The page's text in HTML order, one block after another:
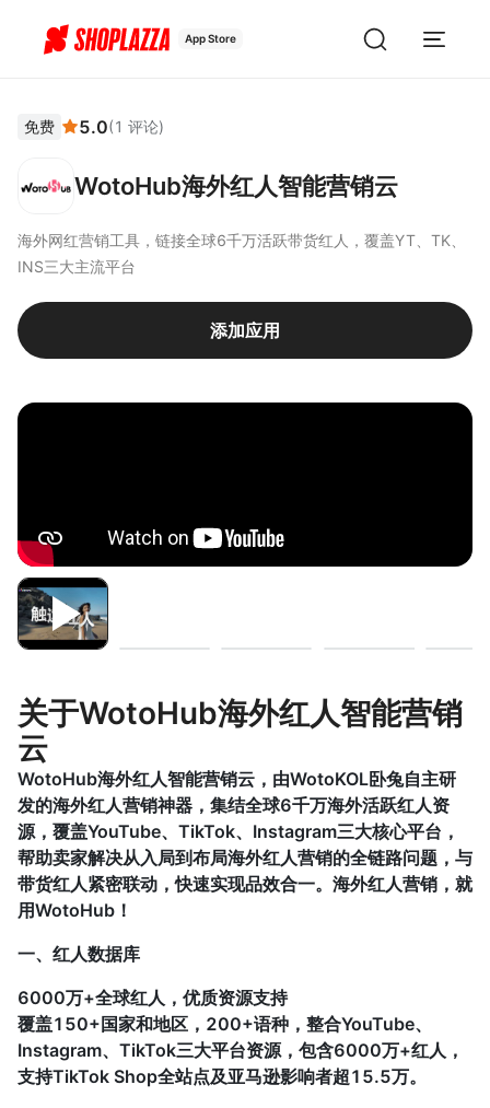
App Store
免费 5.0(1 评论)
WotoHub海外红人智能营销云
海外网红营销工具，链接全球6千万活跃带货红人，覆盖YT、TK、
INS三大主流平台
添加应用
关于WotoHub海外红人智能营销
云
WotoHub海外红人智能营销云，由WotoKOL卧兔自主研
发的海外红人营销神器，集结全球6千万海外活跃红人资
源，覆盖YouTube、TikTok、Instagram三大核心平台，
帮助卖家解决从入局到布局海外红人营销的全链路问题，与
带货红人紧密联动，快速实现品效合一。海外红人营销，就
用WotoHub！
一、红人数据库
6000万+全球红人，优质资源支持
覆盖150+国家和地区，200+语种，整合YouTube、
Instagram、TikTok三大平台资源，包含6000万+红人，
支持TikTok Shop全站点及亚马逊影响者超15.5万。